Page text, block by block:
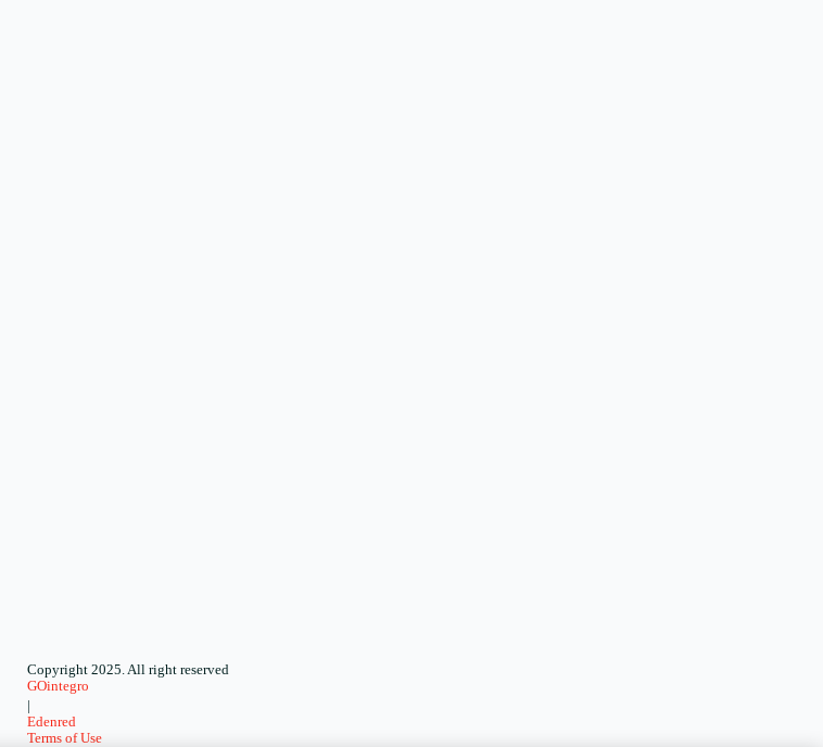
Copyright 2025. All right reserved
GOintegro
|
Edenred
Terms of Use